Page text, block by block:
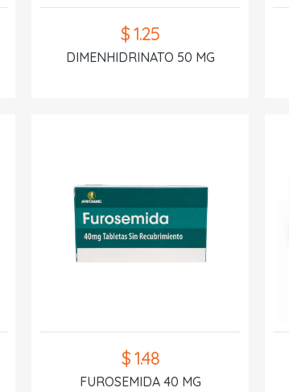
$ 1.25
DIMENHIDRINATO 50 MG
$ 1.48
FUROSEMIDA 40 MG